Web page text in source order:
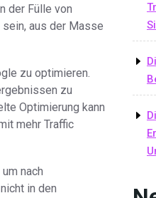
der Fülle von
aus der Masse
zu optimieren.
zu
Optimierung kann
mehr Traffic
nach
in den